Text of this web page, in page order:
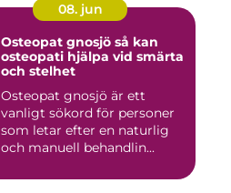
08. jun
Osteopat gnosjö så kan
osteopati hjälpa vid smärta
och stelhet
Osteopat gnosjö är ett
vanligt sökord för personer
som letar efter en naturlig
och manuell behandlin...